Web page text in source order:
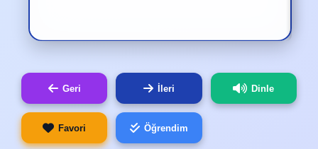
Geri İleri Dinle
Favori Öğrendim